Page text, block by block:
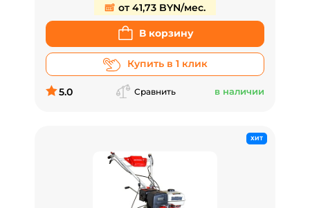
от 41,73 BYN/мес.
В корзину
Купить в 1 клик
5.0 Сравнить в наличии
ХИТ